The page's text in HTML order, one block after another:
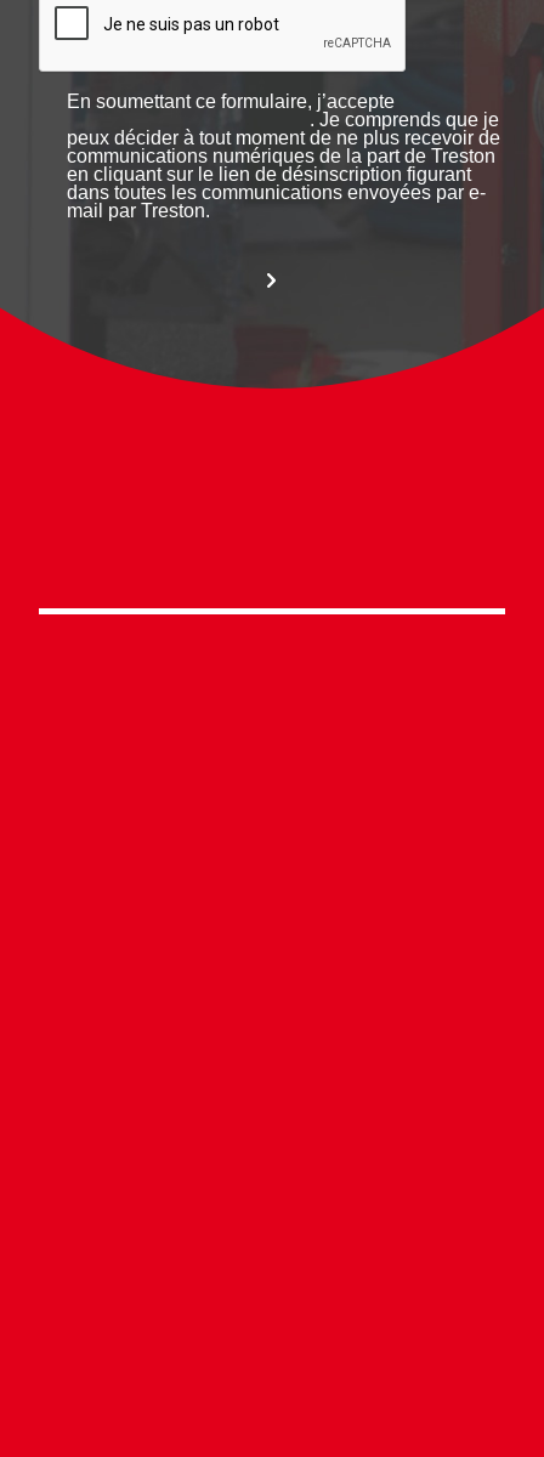
En soumettant ce formulaire, j’accepte
. Je comprends que je
peux décider à tout moment de ne plus recevoir de
communications numériques de la part de Treston
en cliquant sur le lien de désinscription figurant
dans toutes les communications envoyées par e-
mail par Treston.